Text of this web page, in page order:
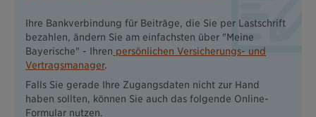
Ihre Bankverbindung für Beiträge, die Sie per Lastschrift
bezahlen, ändern Sie am einfachsten über "Meine
Bayerische" - Ihren persönlichen Versicherungs- und
Vertragsmanager.
Falls Sie gerade Ihre Zugangsdaten nicht zur Hand
haben sollten, können Sie auch das folgende Online-
Formular nutzen.